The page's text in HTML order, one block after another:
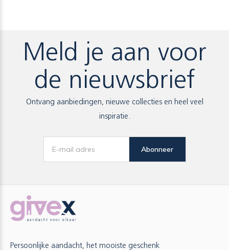
Meld je aan voor
de nieuwsbrief
Ontvang aanbiedingen, nieuwe collecties en heel veel
inspiratie.
Abonneer
Persoonlijke aandacht, het mooiste geschenk